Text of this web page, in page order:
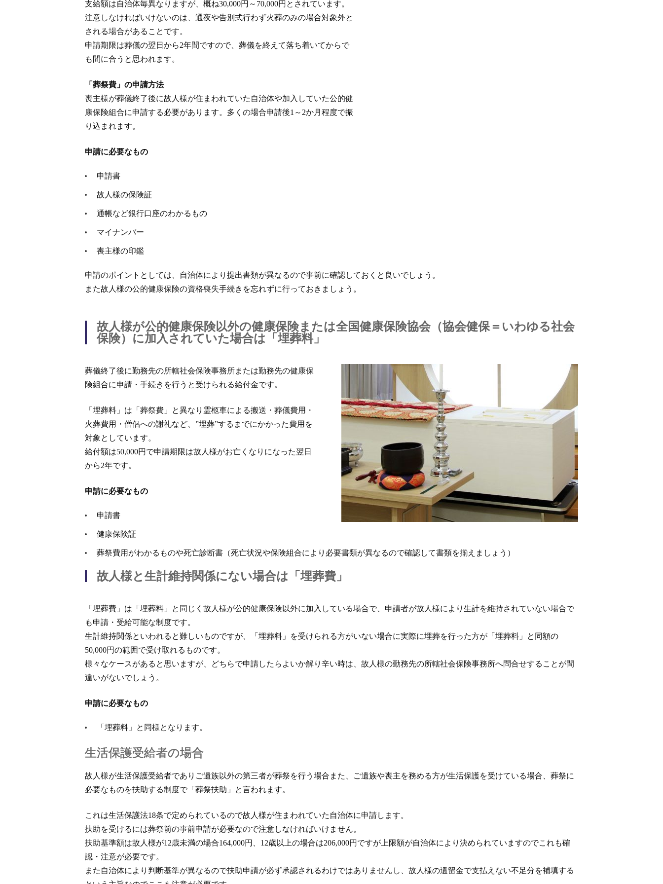
支給額は自治体毎異なりますが、概ね30,000円～70,000円とされています。
注意しなければいけないのは、通夜や告別式行わず火葬のみの場合対象外と
される場合があることです。
申請期限は葬儀の翌日から2年間ですので、葬儀を終えて落ち着いてからで
も間に合うと思われます。
「葬祭費」の申請方法
喪主様が葬儀終了後に故人様が住まわれていた自治体や加入していた公的健
康保険組合に申請する必要があります。多くの場合申請後1～2か月程度で振
り込まれます。
申請に必要なもの
申請書
故人様の保険証
通帳など銀行口座のわかるもの
マイナンバー
喪主様の印鑑
申請のポイントとしては、自治体により提出書類が異なるので事前に確認しておくと良いでしょう。
また故人様の公的健康保険の資格喪失手続きを忘れずに行っておきましょう。
故人様が公的健康保険以外の健康保険または全国健康保険協会（協会健保＝いわゆる社会
保険）に加入されていた場合は「埋葬料」
葬儀終了後に勤務先の所轄社会保険事務所または勤務先の健康保
険組合に申請・手続きを行うと受けられる給付金です。
「埋葬料」は「葬祭費」と異なり霊柩車による搬送・葬儀費用・
火葬費用・僧侶への謝礼など、”埋葬”するまでにかかった費用を
対象としています。
給付額は50,000円で申請期限は故人様がお亡くなりになった翌日
から2年です。
申請に必要なもの
申請書
健康保険証
葬祭費用がわかるものや死亡診断書（死亡状況や保険組合により必要書類が異なるので確認して書類を揃えましょう）
故人様と生計維持関係にない場合は「埋葬費」
「埋葬費」は「埋葬料」と同じく故人様が公的健康保険以外に加入している場合で、申請者が故人様により生計を維持されていない場合で
も申請・受給可能な制度です。
生計維持関係といわれると難しいものですが、「埋葬料」を受けられる方がいない場合に実際に埋葬を行った方が「埋葬料」と同額の
50,000円の範囲で受け取れるものです。
様々なケースがあると思いますが、どちらで申請したらよいか解り辛い時は、故人様の勤務先の所轄社会保険事務所へ問合せすることが間
違いがないでしょう。
申請に必要なもの
「埋葬料」と同様となります。
生活保護受給者の場合
故人様が生活保護受給者でありご遺族以外の第三者が葬祭を行う場合また、ご遺族や喪主を務める方が生活保護を受けている場合、葬祭に
必要なものを扶助する制度で「葬祭扶助」と言われます。
これは生活保護法18条で定められているので故人様が住まわれていた自治体に申請します。
扶助を受けるには葬祭前の事前申請が必要なので注意しなければいけません。
扶助基準額は故人様が12歳未満の場合164,000円、12歳以上の場合は206,000円ですが上限額が自治体により決められていますのでこれも確
認・注意が必要です。
また自治体により判断基準が異なるので扶助申請が必ず承認されるわけではありませんし、故人様の遺留金で支払えない不足分を補填する